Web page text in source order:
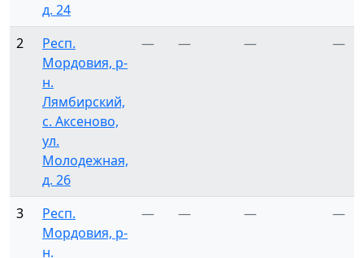
д. 24
2
Респ.
Мордовия, р-
н.
Лямбирский,
с. Аксеново,
ул.
Молодежная,
д. 26
— — — —
3
Респ.
Мордовия, р-
н.
— — — —